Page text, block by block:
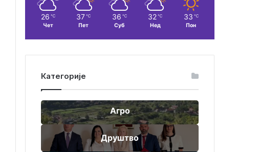
26 ℃
Чет
37 ℃
Пет
36 ℃
Суб
32 ℃
Нед
33 ℃
Пон
Категорије
Агро
Друштво